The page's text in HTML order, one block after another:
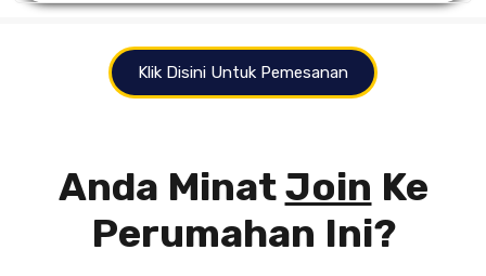
Klik Disini Untuk Pemesanan
Anda MinatJoin Ke
Perumahan Ini?